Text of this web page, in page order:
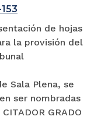
de hojas
la provisión del
Sala Plena, se
ser nombradas
GRADO